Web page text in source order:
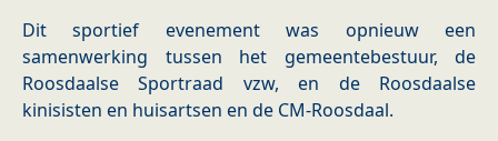
Dit sportief evenement was opnieuw een
samenwerking tussen het gemeentebestuur, de
Roosdaalse Sportraad vzw, en de Roosdaalse
kinisisten en huisartsen en de CM-Roosdaal.